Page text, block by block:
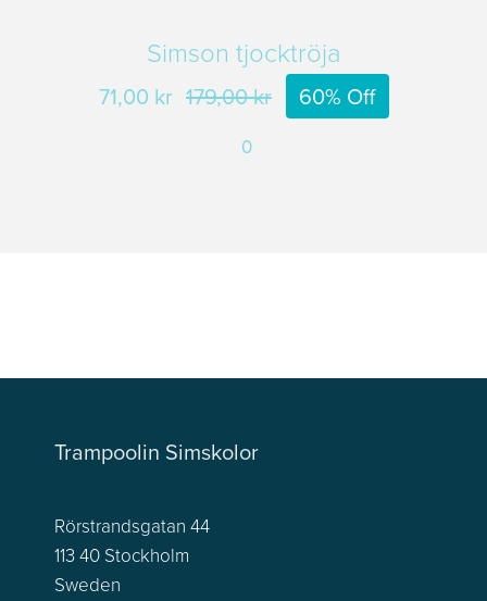
Simson tjocktröja
179,00kr
Det
71,00 kr
Det
60% Off
0
Trampoolin Simskolor
Rörstrandsgatan 44
113 40 Stockholm
Sweden